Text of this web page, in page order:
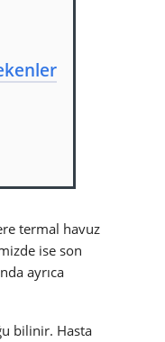
termal havuz
ise son
ayrıca
bilinir. Hasta